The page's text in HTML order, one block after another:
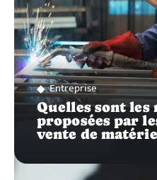
Entreprise
Quelles sont les
proposées par
vente de